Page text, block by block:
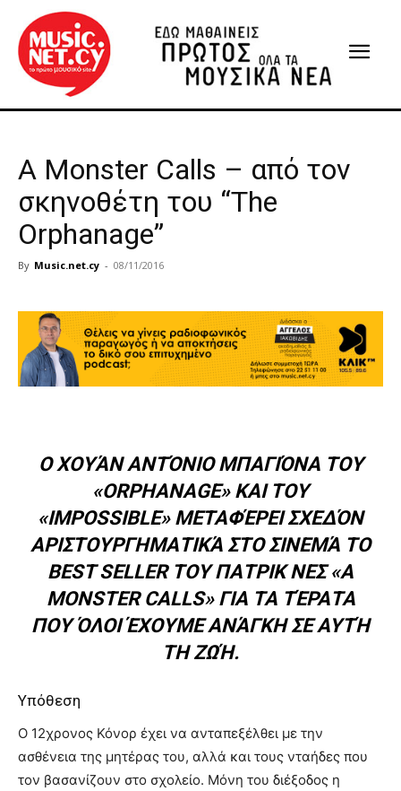
A Monster Calls – από τον
σκηνοθέτη του “The
Orphanage”
By Music.net.cy - 08/11/2016
Ο ΧΟΥΆΝ ΑΝΤΌΝΙΟ ΜΠΑΓΙΌΝΑ ΤΟΥ
«ORPHANAGE» ΚΑΙ ΤΟΥ
«IMPOSSIBLE» ΜΕΤΑΦΈΡΕΙ ΣΧΕΔΌΝ
ΑΡΙΣΤΟΥΡΓΗΜΑΤΙΚΆ ΣΤΟ ΣΙΝΕΜΆ ΤΟ
BEST SELLER ΤΟΥ ΠΑΤΡΙΚ ΝΕΣ «A
MONSTER CALLS» ΓΙΑ ΤΑ ΤΈΡΑΤΑ
ΠΟΥ ΌΛΟΙ ΈΧΟΥΜΕ ΑΝΆΓΚΗ ΣΕ ΑΥΤΉ
ΤΗ ΖΩΉ.
Υπόθεση
Ο 12χρονος Κόνορ έχει να ανταπεξέλθει με την
ασθένεια της μητέρας του, αλλά και τους νταήδες που
τον βασανίζουν στο σχολείο. Μόνη του διέξοδος η